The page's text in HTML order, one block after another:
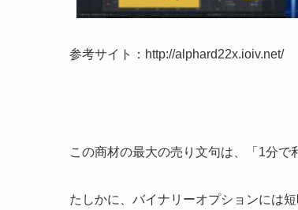
参考サイト：http://alphard22x.ioiv.net/
この商材の最大の売り文句は、「1分で
たしかに、バイナリーオプションには